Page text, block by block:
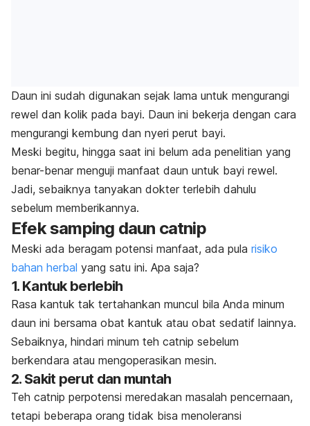
Daun ini sudah digunakan sejak lama untuk mengurangi
rewel dan kolik pada bayi. Daun ini bekerja dengan cara
mengurangi kembung dan nyeri perut bayi.
Meski begitu, hingga saat ini belum ada penelitian yang
benar-benar menguji manfaat daun untuk bayi rewel.
Jadi, sebaiknya tanyakan dokter terlebih dahulu
sebelum memberikannya.
Efek samping daun catnip
Meski ada beragam potensi manfaat, ada pula risiko
bahan herbal yang satu ini. Apa saja?
1. Kantuk berlebih
Rasa kantuk tak tertahankan muncul bila Anda minum
daun ini bersama obat kantuk atau obat sedatif lainnya.
Sebaiknya, hindari minum teh catnip sebelum
berkendara atau mengoperasikan mesin.
2. Sakit perut dan muntah
Teh catnip perpotensi meredakan masalah pencernaan,
tetapi beberapa orang tidak bisa menoleransi